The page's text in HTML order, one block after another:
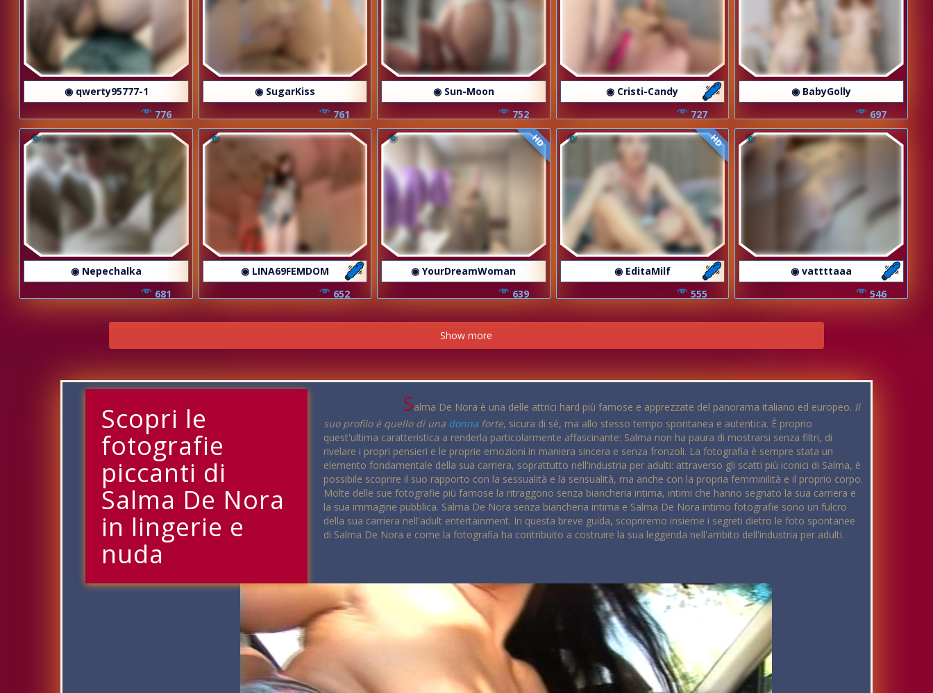
◉ qwerty95777-1
776
◉ SugarKiss
761
◉ Sun-Moon
752
◉ Cristi-Candy
727
◉ BabyGolly
697
◉ Nepechalka
681
◉ LINA69FEMDOM
652
HD
◉ YourDreamWoman
639
HD
◉ EditaMilf
555
◉ vattttaaa
546
Show more
Scopri le
fotografie
piccanti di
Salma De Nora
in lingerie e
nuda
Salma De Nora è una delle attrici hard più famose e apprezzate del panorama italiano ed europeo. Il
suo profilo è quello di una donnaforte, sicura di sé, ma allo stesso tempo spontanea e autentica. È proprio
quest'ultima caratteristica a renderla particolarmente affascinante: Salma non ha paura di mostrarsi senza filtri, di
rivelare i propri pensieri e le proprie emozioni in maniera sincera e senza fronzoli. La fotografia è sempre stata un
elemento fondamentale della sua carriera, soprattutto nell'industria per adulti: attraverso gli scatti più iconici di Salma, è
possibile scoprire il suo rapporto con la sessualità e la sensualità, ma anche con la propria femminilità e il proprio corpo.
Molte delle sue fotografie più famose la ritraggono senza biancheria intima, intimi che hanno segnato la sua carriera e
la sua immagine pubblica. Salma De Nora senza biancheria intima e Salma De Nora intimo fotografie sono un fulcro
della sua carriera nell'adult entertainment. In questa breve guida, scopriremo insieme i segreti dietro le foto spontanee
di Salma De Nora e come la fotografia ha contribuito a costruire la sua leggenda nell'ambito dell'industria per adulti.